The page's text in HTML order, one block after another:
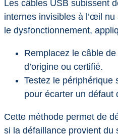
Les câbles USB subissent
internes invisibles à l’œil
le dysfonctionnement,
Remplacez le câble
d’origine ou certifié.
Testez le périphérique
pour écarter un défaut
Cette méthode permet de
si la défaillance provient du